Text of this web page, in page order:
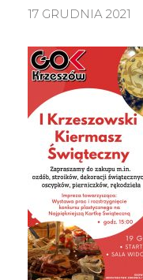
17 GRUDNIA 2021